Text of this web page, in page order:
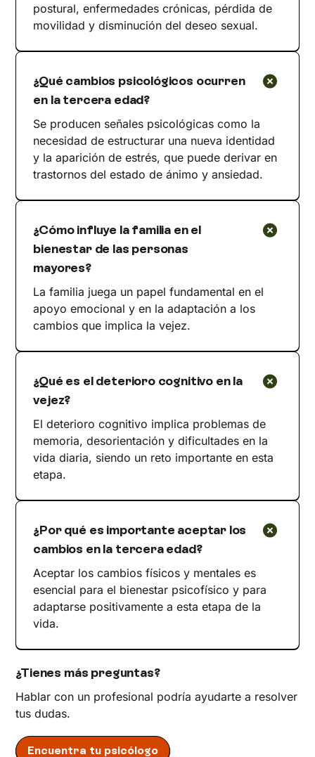
postural, enfermedades crónicas, pérdida de
movilidad y disminución del deseo sexual.
¿Qué cambios psicológicos ocurren
en la tercera edad?
Se producen señales psicológicas como la
necesidad de estructurar una nueva identidad
y la aparición de estrés, que puede derivar en
trastornos del estado de ánimo y ansiedad.
¿Cómo influye la familia en el
bienestar de las personas
mayores?
La familia juega un papel fundamental en el
apoyo emocional y en la adaptación a los
cambios que implica la vejez.
¿Qué es el deterioro cognitivo en la
vejez?
El deterioro cognitivo implica problemas de
memoria, desorientación y dificultades en la
vida diaria, siendo un reto importante en esta
etapa.
¿Por qué es importante aceptar los
cambios en la tercera edad?
Aceptar los cambios físicos y mentales es
esencial para el bienestar psicofísico y para
adaptarse positivamente a esta etapa de la
vida.
¿Tienes más preguntas?
Hablar con un profesional podría ayudarte a resolver
tus dudas.
Encuentra tu psicólogo